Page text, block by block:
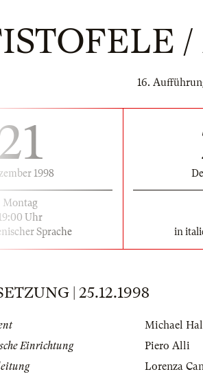
16.
1998
Montag
19:00 Uhr
Sprache
in
| 25.12.1998
Michael
Einrichtung
Piero Alli
Lorenza